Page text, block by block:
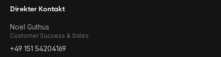
Direkter Kontakt
Noel Guthus
Customer Success & Sales
+49 151 54204169